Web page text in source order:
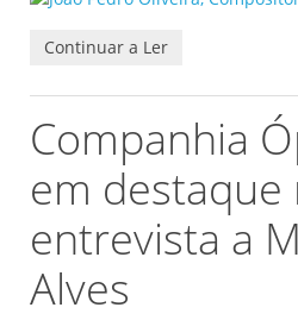
Continuar a Ler
Companhia
em destaque
entrevista a
Alves